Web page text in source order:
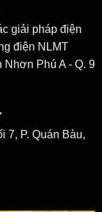
giải pháp điện
điện NLMT
Phú A - Q. 9
7, P. Quán Bàu,